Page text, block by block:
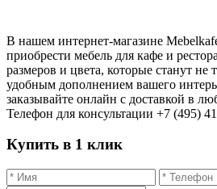
В нашем интернет-магазине
приобрести мебель для кафе и
размеров и цвета, которые станут не
удобным дополнением вашего
заказывайте онлайн с доставкой в
Телефон для консультации +7 (495)
Купить в 1 клик